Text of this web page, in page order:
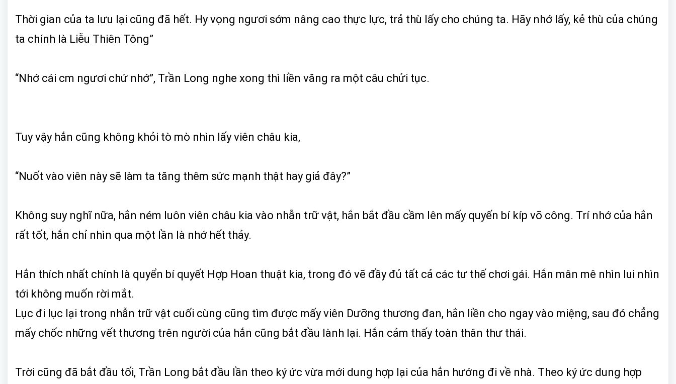
Thời gian của ta lưu lại cũng đã hết. Hy vọng ngươi sớm nâng cao thực lực, trả thù lấy cho chúng ta. Hãy nhớ lấy, kẻ thù của chúng
ta chính là Liễu Thiên Tông”
“Nhớ cái cm ngươi chứ nhớ”, Trần Long nghe xong thì liền văng ra một câu chửi tục.
Tuy vậy hắn cũng không khỏi tò mò nhìn lấy viên châu kia,
“Nuốt vào viên này sẽ làm ta tăng thêm sức mạnh thật hay giả đây?”
Không suy nghĩ nữa, hắn ném luôn viên châu kia vào nhẫn trữ vật, hắn bắt đầu cầm lên mấy quyến bí kíp võ công. Trí nhớ của hắn
rất tốt, hắn chỉ nhìn qua một lần là nhớ hết thảy.
Hắn thích nhất chính là quyển bí quyết Hợp Hoan thuật kia, trong đó vẽ đầy đủ tất cả các tư thế chơi gái. Hắn mân mê nhìn lui nhìn
tới không muốn rời mắt.
Lục đi lục lại trong nhẫn trữ vật cuối cùng cũng tìm được mấy viên Dưỡng thương đan, hắn liền cho ngay vào miệng, sau đó chẳng
mấy chốc những vết thương trên người của hắn cũng bắt đầu lành lại. Hắn cảm thấy toàn thân thư thái.
Trời cũng đã bắt đầu tối, Trần Long bắt đầu lần theo ký ức vừa mới dung hợp lại của hắn hướng đi về nhà. Theo ký ức dung hợp